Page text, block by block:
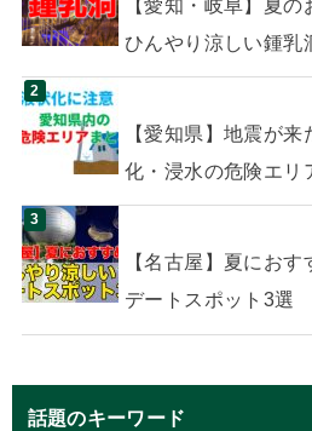
ひんやり涼しい鍾乳
【愛知県】地震が
化・浸水の危険エリ
【名古屋】夏にお
デートスポット3選
話題のキーワード